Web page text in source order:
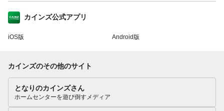
カインズ公式アプリ
iOS版 Android版
カインズのその他のサイト
となりのカインズさん
ホームセンターを遊び倒すメディア